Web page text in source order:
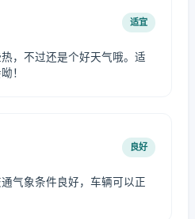
适宜
，不过还是个好天气哦。适
！
良好
气象条件良好，车辆可以正